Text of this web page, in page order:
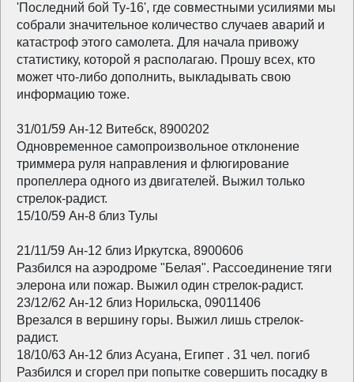
'Последний бой Ту-16', где совместными усилиями мы
собрали значительное количество случаев аварий и
катастроф этого самолета. Для начала привожу
статистику, которой я располагаю. Прошу всех, кто
может что-либо дополнить, выкладывать свою
информацию тоже.
31/01/59 Ан-12 Витебск, 8900202
Одновременное самопроизвольное отклонение
триммера руля направления и флюгирование
пропеллера одного из двигателей. Выжил только
стрелок-радист.
15/10/59 Ан-8 близ Тулы
21/11/59 Ан-12 близ Иркутска, 8900606
Разбился на аэродроме "Белая". Рассоединение тяги
элерона или пожар. Выжил один стрелок-радист.
23/12/62 Ан-12 близ Норильска, 09011406
Врезался в вершину горы. Выжил лишь стрелок-
радист.
18/10/63 Ан-12 близ Асуана, Египет . 31 чел. погиб
Разбился и сгорел при попытке совершить посадку в